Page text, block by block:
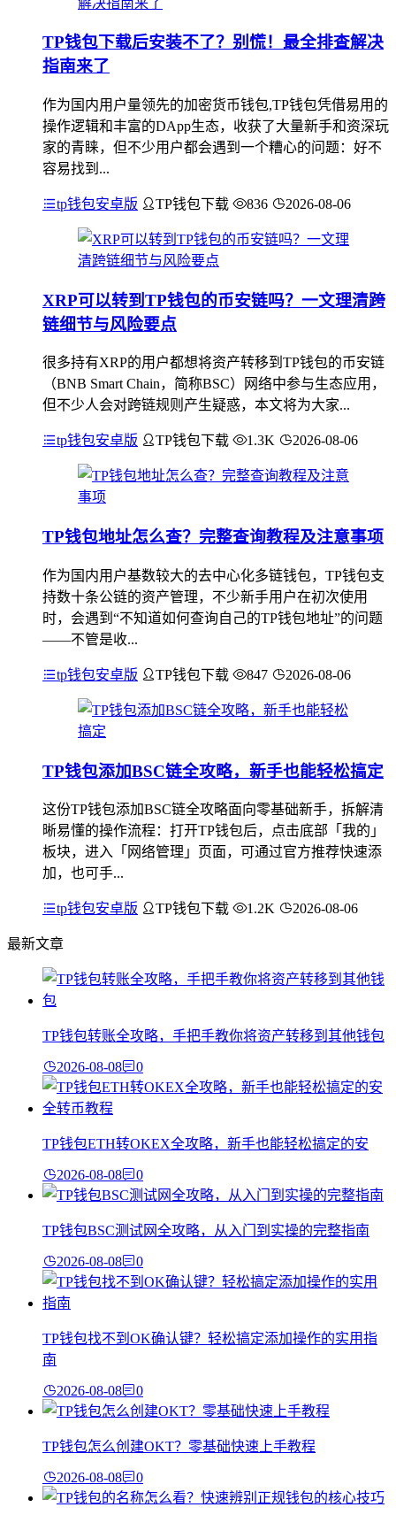
TP钱包下载后安装不了？别慌！最全排查解决
指南来了
作为国内用户量领先的加密货币钱包,TP钱包凭借易用的
操作逻辑和丰富的DApp生态，收获了大量新手和资深玩
家的青睐，但不少用户都会遇到一个糟心的问题：好不
容易找到...
tp钱包安卓版 TP钱包下载 836 2026-08-06
XRP可以转到TP钱包的币安链吗？一文理清跨
链细节与风险要点
很多持有XRP的用户都想将资产转移到TP钱包的币安链
（BNB Smart Chain，简称BSC）网络中参与生态应用，
但不少人会对跨链规则产生疑惑，本文将为大家...
tp钱包安卓版 TP钱包下载 1.3K 2026-08-06
TP钱包地址怎么查？完整查询教程及注意事项
作为国内用户基数较大的去中心化多链钱包，TP钱包支
持数十条公链的资产管理，不少新手用户在初次使用
时，会遇到“不知道如何查询自己的TP钱包地址”的问题
——不管是收...
tp钱包安卓版 TP钱包下载 847 2026-08-06
TP钱包添加BSC链全攻略，新手也能轻松搞定
这份TP钱包添加BSC链全攻略面向零基础新手，拆解清
晰易懂的操作流程：打开TP钱包后，点击底部「我的」
板块，进入「网络管理」页面，可通过官方推荐快速添
加，也可手...
tp钱包安卓版 TP钱包下载 1.2K 2026-08-06
最新文章
TP钱包转账全攻略，手把手教你将资产转移到其他钱包
2026-08-08 0
TP钱包ETH转OKEX全攻略，新手也能轻松搞定的安
2026-08-08 0
TP钱包BSC测试网全攻略，从入门到实操的完整指南
2026-08-08 0
TP钱包找不到OK确认键？轻松搞定添加操作的实用指
南
2026-08-08 0
TP钱包怎么创建OKT？零基础快速上手教程
2026-08-08 0